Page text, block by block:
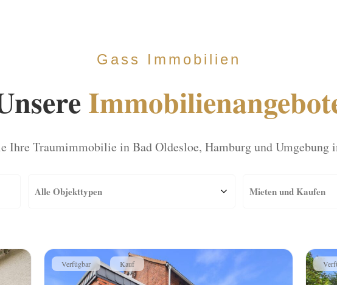
Gass Immobilien
Ihre Traumimmobilie in Bad Oldesloe, Hamburg und Umgebung
Verfügbar Kauf